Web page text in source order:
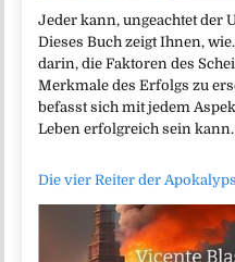
Jeder kann, ungeachtet der
Dieses Buch zeigt Ihnen,
darin, die Faktoren des
Merkmale des Erfolgs zu
befasst sich mit jedem
Leben erfolgreich sein kann.
Die vier Reiter der